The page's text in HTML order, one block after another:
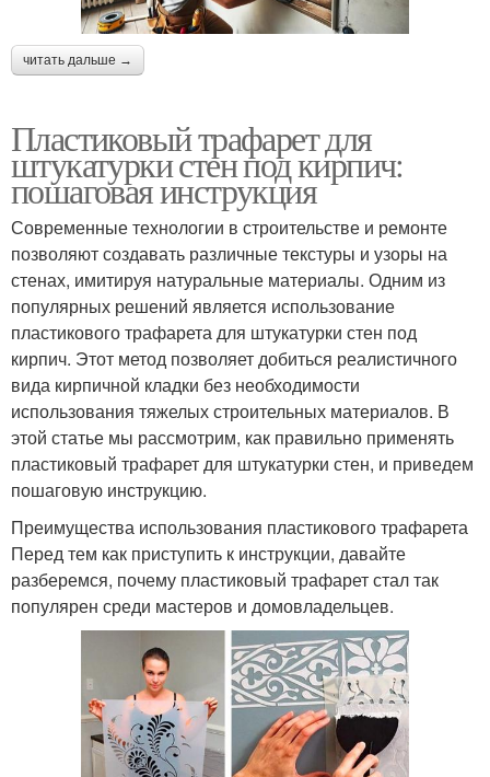
читать дальше →
Пластиковый трафарет для
штукатурки стен под кирпич:
пошаговая инструкция
Современные технологии в строительстве и ремонте
позволяют создавать различные текстуры и узоры на
стенах, имитируя натуральные материалы. Одним из
популярных решений является использование
пластикового трафарета для штукатурки стен под
кирпич. Этот метод позволяет добиться реалистичного
вида кирпичной кладки без необходимости
использования тяжелых строительных материалов. В
этой статье мы рассмотрим, как правильно применять
пластиковый трафарет для штукатурки стен, и приведем
пошаговую инструкцию.
Преимущества использования пластикового трафарета
Перед тем как приступить к инструкции, давайте
разберемся, почему пластиковый трафарет стал так
популярен среди мастеров и домовладельцев.